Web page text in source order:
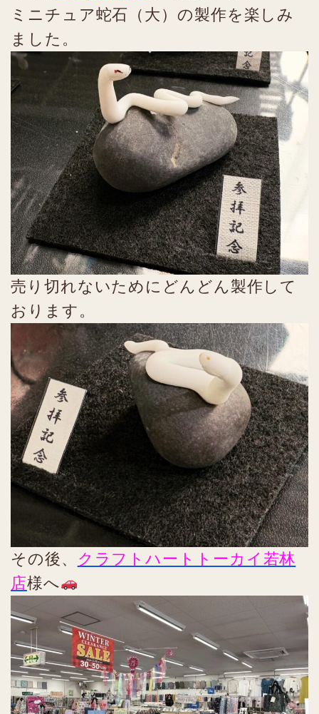
ミニチュア蛇石（大）の製作を楽しみ
ました。
売り切れないためにどんどん製作して
おります。
その後、 クラフトハートトーカイ若林
店様へ